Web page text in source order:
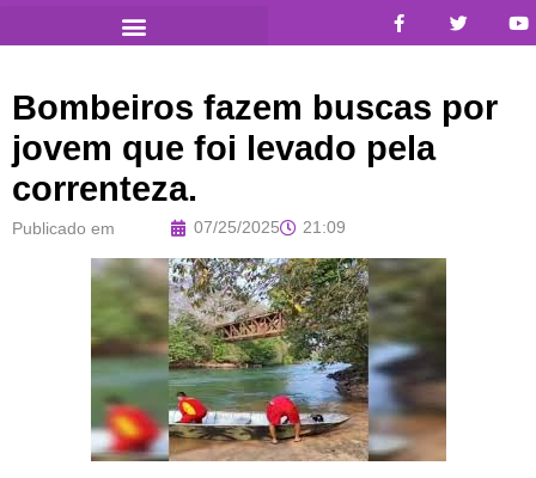
Bombeiros fazem buscas por
jovem que foi levado pela
correnteza.
Publicado em 07/25/2025 21:09